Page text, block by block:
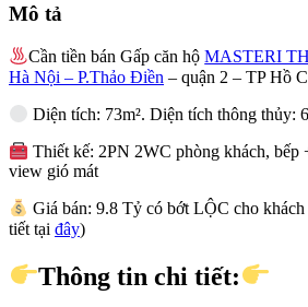
Mô tả
Cần tiền bán Gấp căn hộMASTERI
Hà Nội – P.Thảo Điền – quận 2 – TP Hồ
Diện tích: 73m². Diện tích thông thủy:
Thiết kế: 2PN 2WC phòng khách, bếp
view gió mát
Giá bán: 9.8 Tỷ có bớt LỘC cho
tiết tại đây)
Thông tin chi tiết: